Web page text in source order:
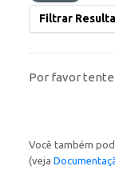
Filtrar
Por favor tente
Você também
(veja